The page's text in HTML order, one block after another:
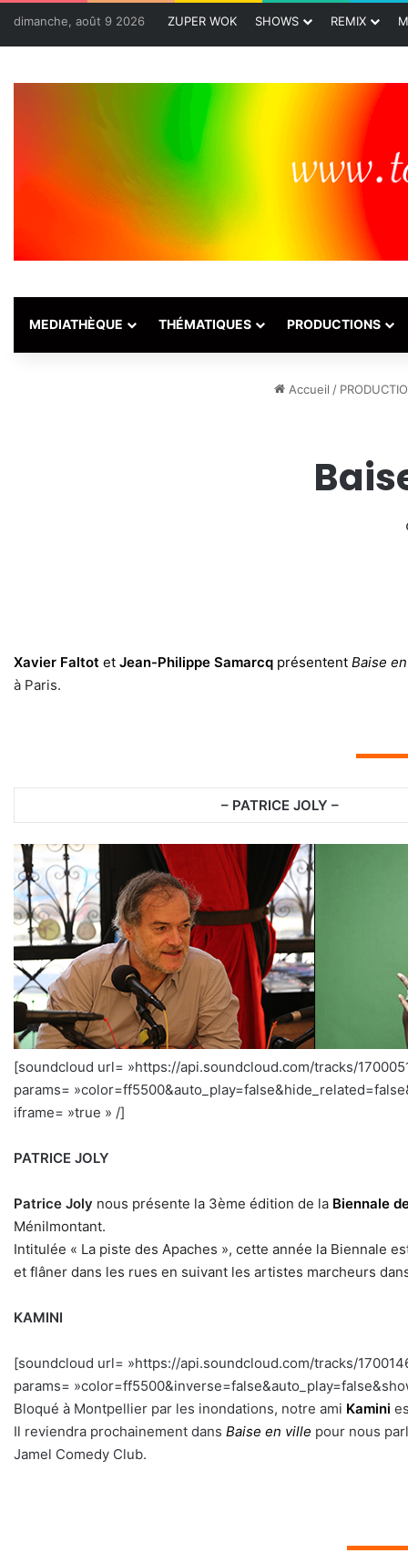
dimanche, août 9 2026 ZUPER WOK SHOWS REMIX
MEDIATHÈQUE THÉMATIQUES PRODUCTIONS
Accueil /
Xavier Faltot et Jean-Philippe Samarcq présentent Baise
à Paris.
– PATRICE JOLY –
[soundcloud url= »https://api.soundcloud.com/tracks/
params=
iframe= »true » /]
PATRICE JOLY
Patrice Joly nous présente la 3ème édition de la Biennale
Ménilmontant.
Intitulée « La piste des Apaches », cette année la Biennale
et flâner dans les rues en suivant les artistes marcheurs
KAMINI
[soundcloud url= »https://api.soundcloud.com/tracks/
params=
Bloqué à Montpellier par les inondations, notre ami Kamini
Il reviendra prochainement dans Baise en ville pour nous
Jamel Comedy Club.